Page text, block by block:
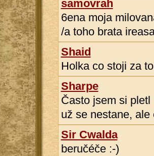
samovrah
6ena moja
/a toho brata
Shaid
Holka co stoji za
Sharpe
Často jsem si
už se nestane,
Sir Cwalda
beručéče :-)